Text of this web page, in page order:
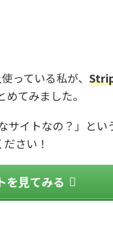
っている私が、
てみました。
サイトなの？」とい
さい！
見てみる